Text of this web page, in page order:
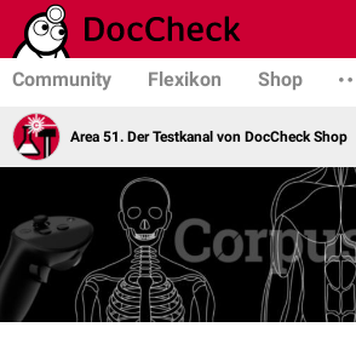
Community Flexikon Shop
Area 51. Der Testkanal von DocCheck Shop